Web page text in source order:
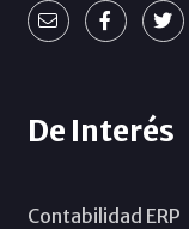
De Interés
Contabilidad ERP